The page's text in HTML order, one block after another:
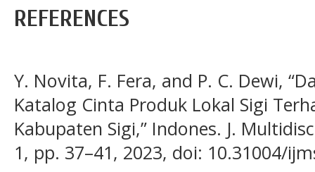
REFERENCES
Y. Novita, F. Fera, and P. C. Dewi,
Katalog Cinta Produk Lokal Sigi
Kabupaten Sigi,” Indones. J.
1, pp. 37–41, 2023, doi: 10.31004/